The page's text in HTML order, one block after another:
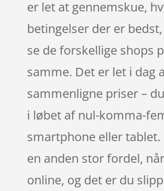
er let at gennemskue,
betingelser der er
se de forskellige shops
samme. Det er let i dag
sammenligne priser –
i løbet af nul-komma-
smartphone eller tablet.
en anden stor fordel,
online, og det er du